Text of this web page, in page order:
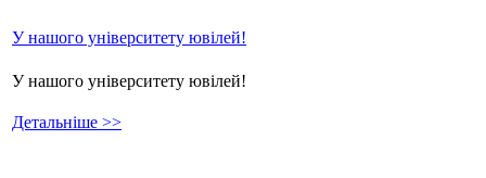
У нашого університету ювілей!
У нашого університету ювілей!
Детальніше >>